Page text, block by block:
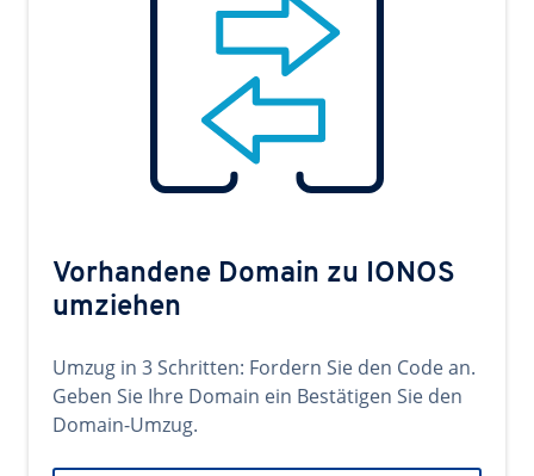
Vorhandene Domain zu IONOS
umziehen
Umzug in 3 Schritten: Fordern Sie den Code an.
Geben Sie Ihre Domain ein Bestätigen Sie den
Domain-Umzug.